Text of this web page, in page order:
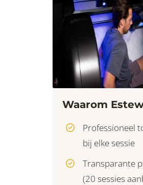
Waarom
Professioneel
bij elke sessie
Transparante
(20 sessies